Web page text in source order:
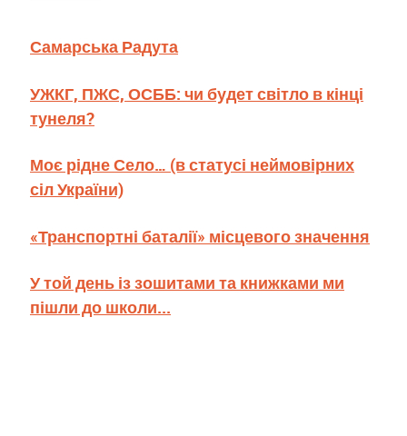
Самарська Радута
УЖКГ, ПЖС, ОСББ: чи будет світло в кінці
тунеля?
Моє рідне Село… (в статусі неймовірних
сіл України)
«Транспортні баталії» місцевого значення
У той день із зошитами та книжками ми
пішли до школи...